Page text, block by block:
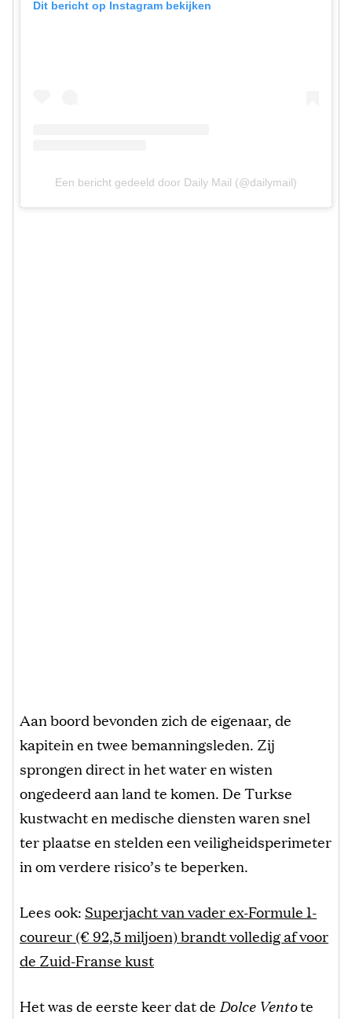
Dit bericht op Instagram bekijken
Een bericht gedeeld door Daily Mail (@dailymail)
Aan boord bevonden zich de eigenaar, de
kapitein en twee bemanningsleden. Zij
sprongen direct in het water en wisten
ongedeerd aan land te komen. De Turkse
kustwacht en medische diensten waren snel
ter plaatse en stelden een veiligheidsperimeter
in om verdere risico’s te beperken.
Lees ook: Superjacht van vader ex-Formule 1-
coureur (€ 92,5 miljoen) brandt volledig af voor
de Zuid-Franse kust
Het was de eerste keer dat de Dolce Ventote